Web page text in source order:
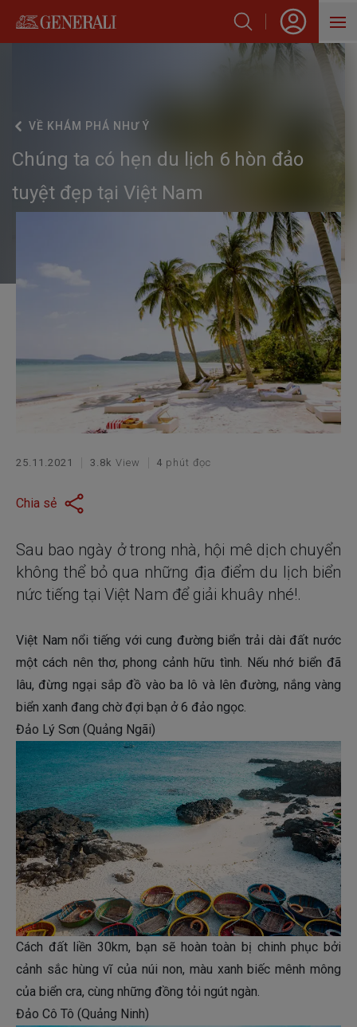
VỀ KHÁM PHÁ NHƯ Ý
Chúng ta có hẹn du lịch 6 hòn đảo
tuyệt đẹp tại Việt Nam
25.11.2021 3.8k View 4 phút đọc
Chia sẻ
Sau bao ngày ở trong nhà, hội mê dịch chuyển
không thể bỏ qua những địa điểm du lịch biển
nức tiếng tại Việt Nam để giải khuây nhé!.
Việt Nam nổi tiếng với cung đường biển trải dài đất nước
một cách nên thơ, phong cảnh hữu tình. Nếu nhớ biển đã
lâu, đừng ngại sắp đồ vào ba lô và lên đường, nắng vàng
biển xanh đang chờ đợi bạn ở 6 đảo ngọc.
Đảo Lý Sơn (Quảng Ngãi)
Cách đất liền 30km, bạn sẽ hoàn toàn bị chinh phục bởi
cảnh sắc hùng vĩ của núi non, màu xanh biếc mênh mông
của biển cra, cùng những đồng tỏi ngút ngàn.
Đảo Cô Tô (Quảng Ninh)